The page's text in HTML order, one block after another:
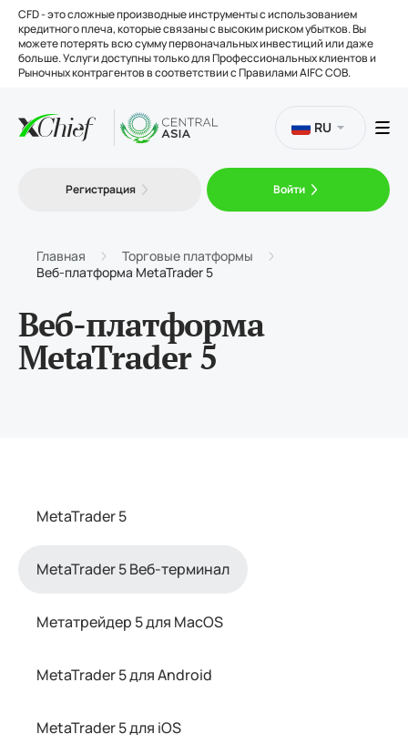
CFD - это сложные производные инструменты с использованием
кредитного плеча, которые связаны с высоким риском убытков. Вы
можете потерять всю сумму первоначальных инвестиций или даже
больше. Услуги доступны только для Профессиональных клиентов и
Рыночных контрагентов в соответствии с Правилами AIFC COB.
Торговля
О нас
RU
Регистрация Войти
Главная
Торговые платформы
Веб-платформа MetaTrader 5
Веб-платформа
MetaTrader 5
MetaTrader 5
MetaTrader 5 Веб-терминал
Метатрейдер 5 для MacOS
MetaTrader 5 для Android
MetaTrader 5 для iOS